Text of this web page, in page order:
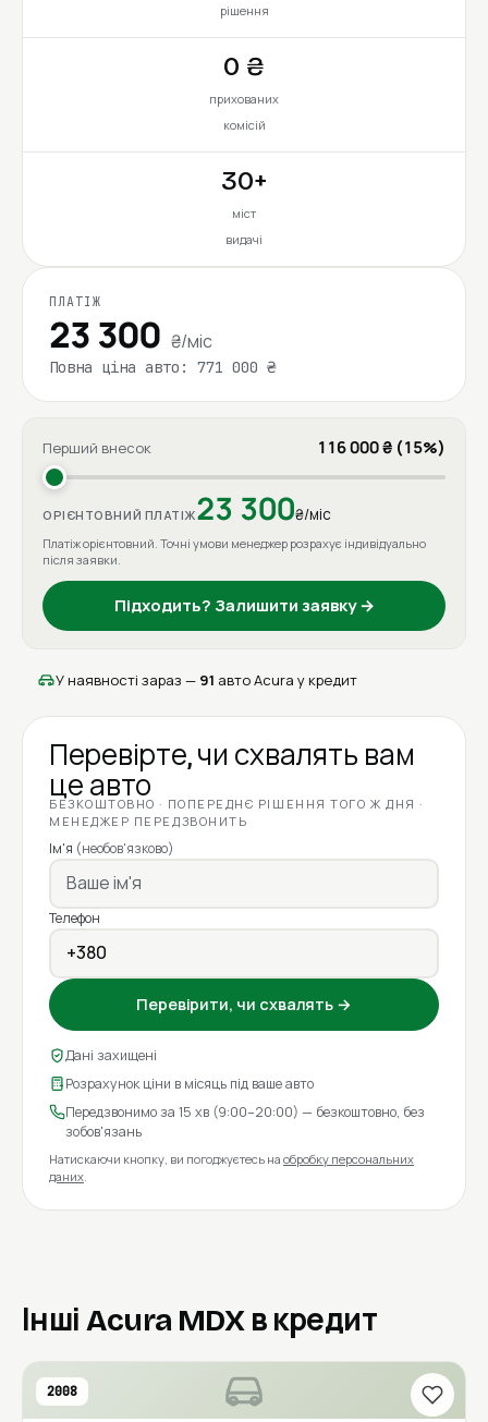
рішення
0 ₴
прихованих
комісій
30+
міст
видачі
ПЛАТІЖ
23 300 ₴/міс
Повна ціна авто: 771 000 ₴
Перший внесок 116 000 ₴ (15%)
ОРІЄНТОВНИЙ ПЛАТІЖ23 300₴/міс
Платіж орієнтовний. Точні умови менеджер розрахує індивідуально
після заявки.
Підходить? Залишити заявку →
У наявності зараз — 91 авто Acura у кредит
Перевірте, чи схвалять вам
це авто
БЕЗКОШТОВНО · ПОПЕРЕДНЄ РІШЕННЯ ТОГО Ж ДНЯ ·
МЕНЕДЖЕР ПЕРЕДЗВОНИТЬ
Ім'я (необов'язково)
Телефон
Перевірити, чи схвалять →
Дані захищені
Розрахунок ціни в місяць під ваше авто
Передзвонимо за 15 хв (9:00–20:00) — безкоштовно, без
зобов'язань
Натискаючи кнопку, ви погоджуєтесь на обробку персональних
даних
Інші Acura MDX в кредит
2008